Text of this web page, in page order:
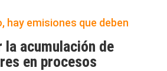
hay emisiones que deben
la acumulación de
en procesos